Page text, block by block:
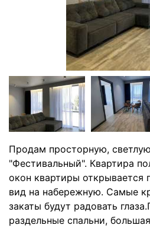
Продам просторную,
"Фестивальный". Квартира
окон квартиры открывается
вид на набережную. Самые
закаты будут радовать
раздельные спальни,